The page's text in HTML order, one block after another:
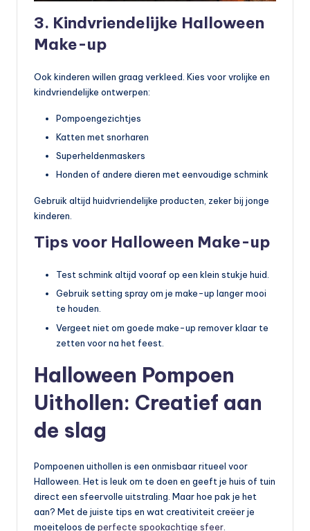
3. Kindvriendelijke Halloween
Make-up
Ook kinderen willen graag verkleed. Kies voor vrolijke en
kindvriendelijke ontwerpen:
Pompoengezichtjes
Katten met snorharen
Superheldenmaskers
Honden of andere dieren met eenvoudige schmink
Gebruik altijd huidvriendelijke producten, zeker bij jonge
kinderen.
Tips voor Halloween Make-up
Test schmink altijd vooraf op een klein stukje huid.
Gebruik setting spray om je make-up langer mooi
te houden.
Vergeet niet om goede make-up remover klaar te
zetten voor na het feest.
Halloween Pompoen
Uithollen: Creatief aan
de slag
Pompoenen uithollen is een onmisbaar ritueel voor
Halloween. Het is leuk om te doen en geeft je huis of tuin
direct een sfeervolle uitstraling. Maar hoe pak je het
aan? Met de juiste tips en wat creativiteit creëer je
moeiteloos de perfecte spookachtige sfeer